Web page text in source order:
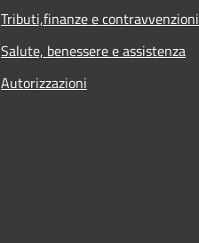
Tributi,finanze e contravvenzioni
Salute, benessere e assistenza
Autorizzazioni